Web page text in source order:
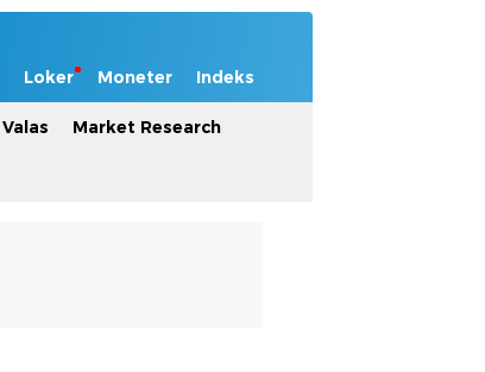
Loker Moneter Indeks
Market Research